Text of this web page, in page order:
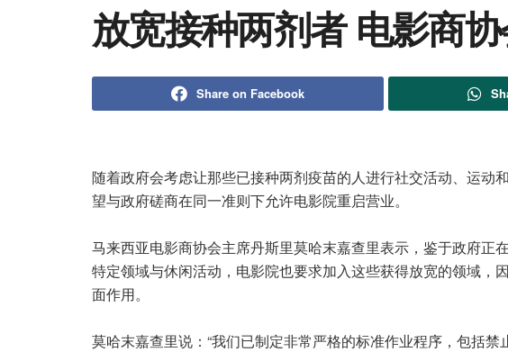
放宽接种两剂者 电影商
Share on Facebook
随着政府会考虑让那些已接种两剂疫苗的人进行社交活动、运动
望与政府磋商在同一准则下允许电影院重启营业。
马来西亚电影商协会主席丹斯里莫哈末嘉查里表示，鉴于政府正
特定领域与休闲活动，电影院也要求加入这些获得放宽的领域，
面作用。
莫哈末嘉查里说：“我们已制定非常严格的标准作业程序，包括